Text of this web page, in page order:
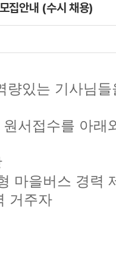
집안내 (수시 채용)
량있는 기사님
서접수를 아
마을버스 경력
거주자